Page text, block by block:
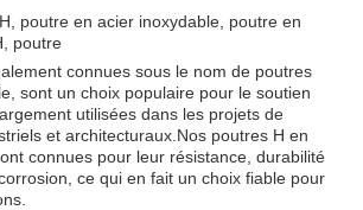
poutre en acier inoxydable, poutre en
poutre
connues sous le nom de poutres
sont un choix populaire pour le soutien
utilisées dans les projets de
et architecturaux.Nos poutres H en
connues pour leur résistance, durabilité
ce qui en fait un choix fiable pour